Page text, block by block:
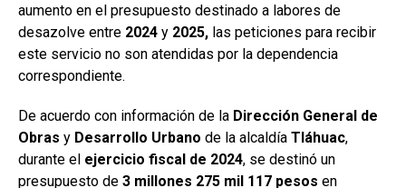
aumento en el presupuesto destinado a labores de
desazolve entre 2024 y 2025, las peticiones para recibir
este servicio no son atendidas por la dependencia
correspondiente.
De acuerdo con información de la Dirección General de
Obras y Desarrollo Urbano de la alcaldía Tláhuac,
durante el ejercicio fiscal de 2024, se destinó un
presupuesto de 3 millones 275 mil 117 pesos en